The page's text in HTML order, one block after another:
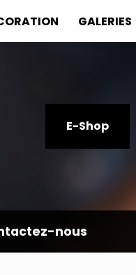
GALERIES
Décoration
E-Shop
nous